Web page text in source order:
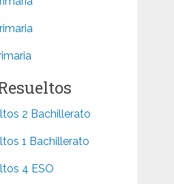
2 Bachillerato
1 Bachillerato
4 ESO